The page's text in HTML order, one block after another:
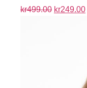
kr499.00 kr249.00